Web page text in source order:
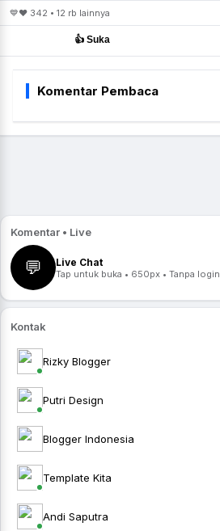
💙❤️ 342 • 12 rb lainnya
👍 Suka
Komentar Pembaca
Komentar • Live
💬 Live Chat
Tap untuk buka • 650px • Tanpa login
Kontak
Rizky Blogger
Putri Design
Blogger Indonesia
Template Kita
Andi Saputra